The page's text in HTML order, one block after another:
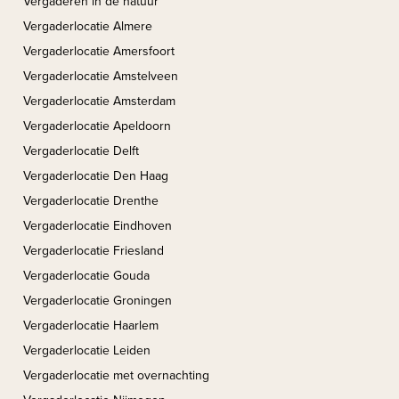
Vergaderlocatie Almere
Vergaderlocatie Amersfoort
Vergaderlocatie Amstelveen
Vergaderlocatie Amsterdam
Vergaderlocatie Apeldoorn
Vergaderlocatie Delft
Vergaderlocatie Den Haag
Vergaderlocatie Drenthe
Vergaderlocatie Eindhoven
Vergaderlocatie Friesland
Vergaderlocatie Gouda
Vergaderlocatie Groningen
Vergaderlocatie Haarlem
Vergaderlocatie Leiden
Vergaderlocatie met overnachting